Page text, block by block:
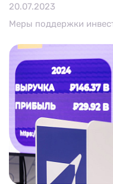
20.07.2023
Меры поддержки